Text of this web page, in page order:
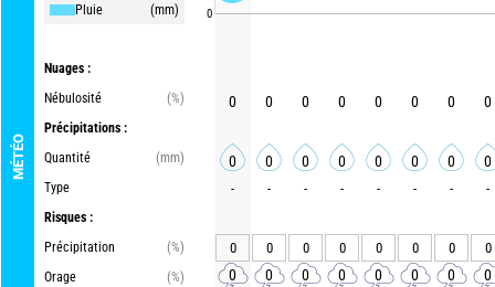
MÉTÉO
Pluie (mm)
Nuages :
Nébulosité
(%)
Précipitations :
Quantité
(mm)
Type
Risques :
Précipitation
(%)
Orage
(%)
0
0 0 0 0 0 0 0 0
0 0 0 0 0 0 0 0
- - - - - - - -
0 0 0 0 0 0 0 0
0 0 0 0 0 0 0 0